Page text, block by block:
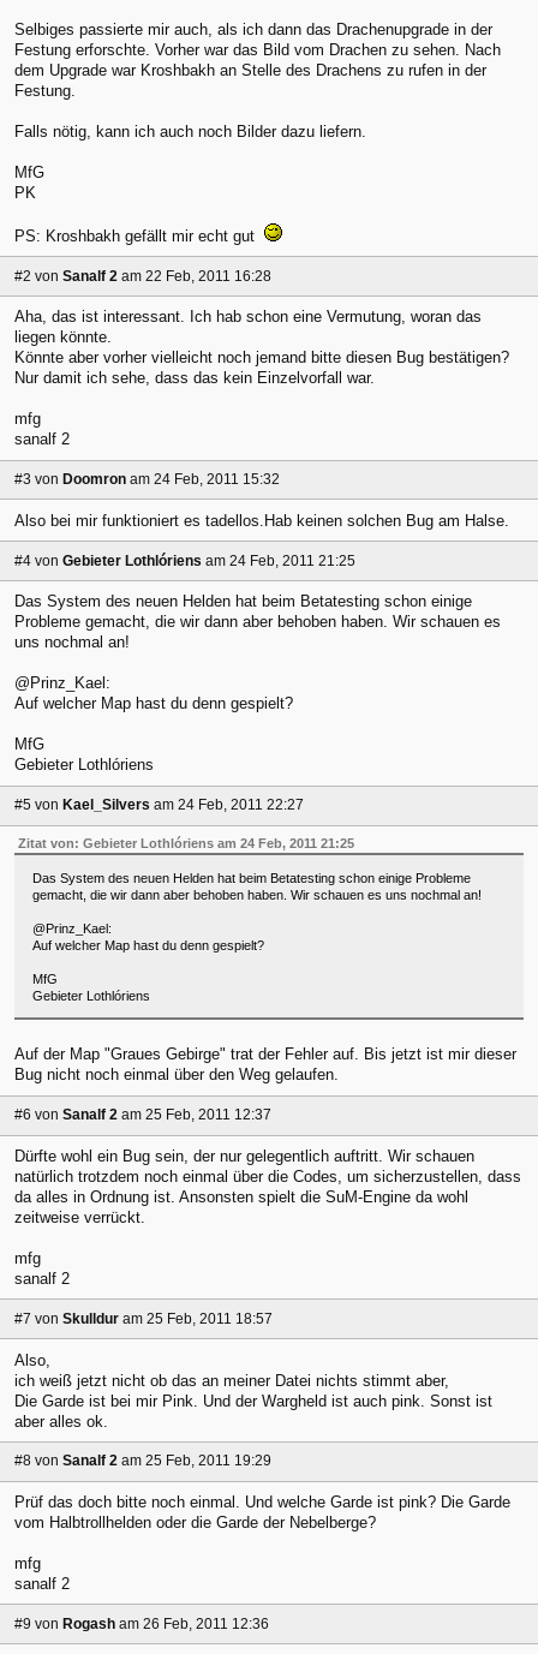
Selbiges passierte mir auch, als ich dann das Drachenupgrade in der
Festung erforschte. Vorher war das Bild vom Drachen zu sehen. Nach
dem Upgrade war Kroshbakh an Stelle des Drachens zu rufen in der
Festung.
Falls nötig, kann ich auch noch Bilder dazu liefern.
MfG
PK
PS: Kroshbakh gefällt mir echt gut
#2 von Sanalf 2 am 22 Feb, 2011 16:28
Aha, das ist interessant. Ich hab schon eine Vermutung, woran das
liegen könnte.
Könnte aber vorher vielleicht noch jemand bitte diesen Bug bestätigen?
Nur damit ich sehe, dass das kein Einzelvorfall war.
mfg
sanalf 2
#3 von Doomron am 24 Feb, 2011 15:32
Also bei mir funktioniert es tadellos.Hab keinen solchen Bug am Halse.
#4 von Gebieter Lothlóriens am 24 Feb, 2011 21:25
Das System des neuen Helden hat beim Betatesting schon einige
Probleme gemacht, die wir dann aber behoben haben. Wir schauen es
uns nochmal an!
@Prinz_Kael:
Auf welcher Map hast du denn gespielt?
MfG
Gebieter Lothlóriens
#5 von Kael_Silvers am 24 Feb, 2011 22:27
Zitat von: Gebieter Lothlóriens am 24 Feb, 2011 21:25
Das System des neuen Helden hat beim Betatesting schon einige Probleme
gemacht, die wir dann aber behoben haben. Wir schauen es uns nochmal an!
@Prinz_Kael:
Auf welcher Map hast du denn gespielt?
MfG
Gebieter Lothlóriens
Auf der Map "Graues Gebirge" trat der Fehler auf. Bis jetzt ist mir dieser
Bug nicht noch einmal über den Weg gelaufen.
#6 von Sanalf 2 am 25 Feb, 2011 12:37
Dürfte wohl ein Bug sein, der nur gelegentlich auftritt. Wir schauen
natürlich trotzdem noch einmal über die Codes, um sicherzustellen, dass
da alles in Ordnung ist. Ansonsten spielt die SuM-Engine da wohl
zeitweise verrückt.
mfg
sanalf 2
#7 von Skulldur am 25 Feb, 2011 18:57
Also,
ich weiß jetzt nicht ob das an meiner Datei nichts stimmt aber,
Die Garde ist bei mir Pink. Und der Wargheld ist auch pink. Sonst ist
aber alles ok.
#8 von Sanalf 2 am 25 Feb, 2011 19:29
Prüf das doch bitte noch einmal. Und welche Garde ist pink? Die Garde
vom Halbtrollhelden oder die Garde der Nebelberge?
mfg
sanalf 2
#9 von Rogash am 26 Feb, 2011 12:36